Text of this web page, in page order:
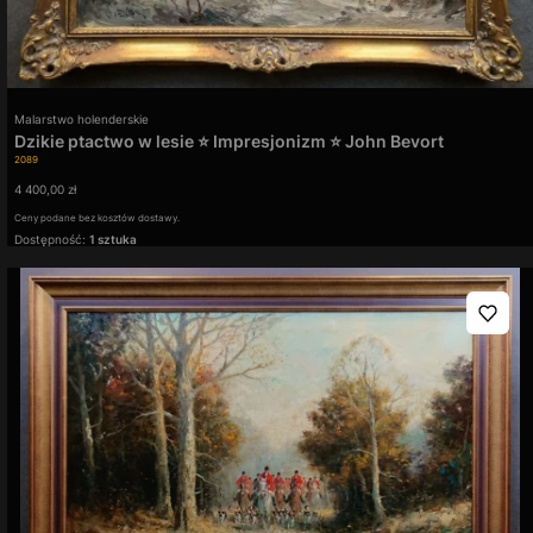
Kod produktu
2089
Dzikie ptactwo w lesie ⭐ Impresjonizm ⭐ John Bevort
Producent
Malarstwo holenderskie
Cena
4 400,00 zł
Ceny podane bez kosztów dostawy.
Dostępność: 1 sztuka